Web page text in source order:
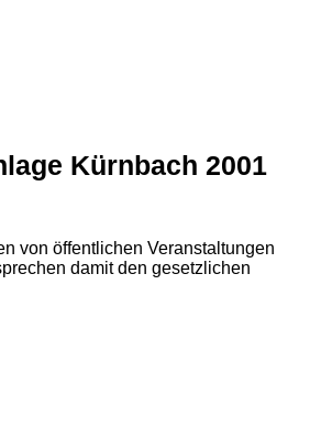
Kürnbach 2001
von öffentlichen Veranstaltungen
damit den gesetzlichen